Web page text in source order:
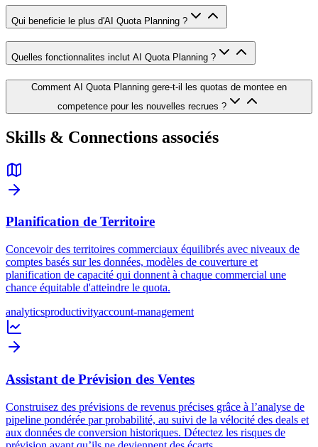
Qui beneficie le plus d'AI Quota Planning ?
Quelles fonctionnalites inclut AI Quota Planning ?
Comment AI Quota Planning gere-t-il les quotas de montee en
competence pour les nouvelles recrues ?
Skills & Connections associés
Planification de Territoire
Concevoir des territoires commerciaux équilibrés avec niveaux de
comptes basés sur les données, modèles de couverture et
planification de capacité qui donnent à chaque commercial une
chance équitable d'atteindre le quota.
analyticsproductivityaccount-management
Assistant de Prévision des Ventes
Construisez des prévisions de revenus précises grâce à l’analyse de
pipeline pondérée par probabilité, au suivi de la vélocité des deals et
aux données de conversion historiques. Détectez les risques de